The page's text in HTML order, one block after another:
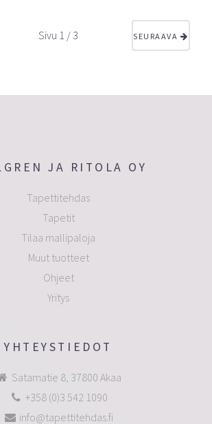
Sivu 1 / 3 SEURAAVA
JA RITOLA OY
Tapettitehdas
Tapetit
Tilaa mallipaloja
Muut tuotteet
Ohjeet
Yritys
YHTEYSTIEDOT
Satamatie 8, 37800 Akaa
+358 (0)3 542 1090
info@tapettitehdas.fi